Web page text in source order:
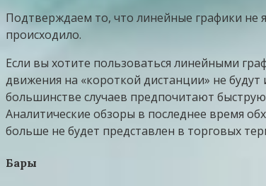
Подтверждаем то, что линейные графики
происходило.
Если вы хотите пользоваться линейными
движения на «короткой дистанции» не
большинстве случаев предпочитают
Аналитические обзоры в последнее время
больше не будет представлен в торговых
Бары